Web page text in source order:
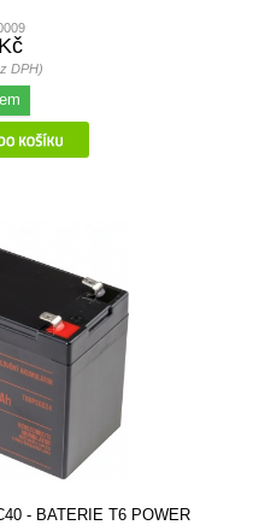
DPH)
- BATERIE T6 POWER